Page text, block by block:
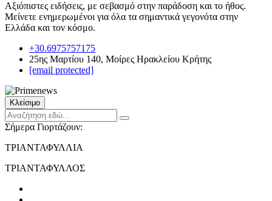
Αξιόπιστες ειδήσεις, με σεβασμό στην παράδοση και το ήθος.
Μείνετε ενημερωμένοι για όλα τα σημαντικά γεγονότα στην
Ελλάδα και τον κόσμο.
+30.6975757175
25ης Μαρτίου 140, Μοίρες Ηρακλείου Κρήτης
[email protected]
Κλείσιμο
Σήμερα Γιορτάζουν:
ΤΡΙΑΝΤΑΦΥΛΛΙΑ
ΤΡΙΑΝΤΑΦΥΛΛΟΣ